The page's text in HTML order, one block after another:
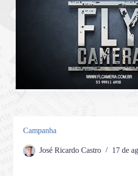
Campanha
José Ricardo Castro 17 de